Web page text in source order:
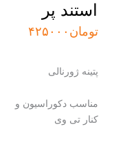
استند پر
تومان۴۲۵۰۰۰
پتینه ژورنالی
مناسب دکوراسیون و
کنار تی وی